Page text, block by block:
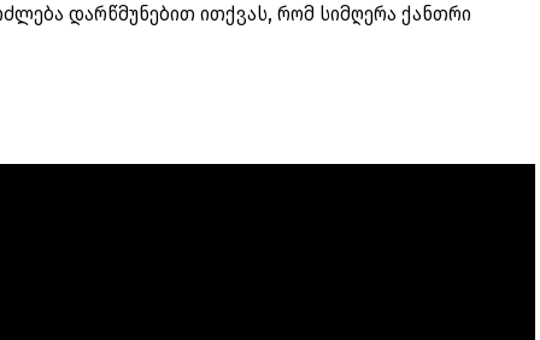
დარწმუნებით ითქვას, რომ სიმღერა ქანთრი